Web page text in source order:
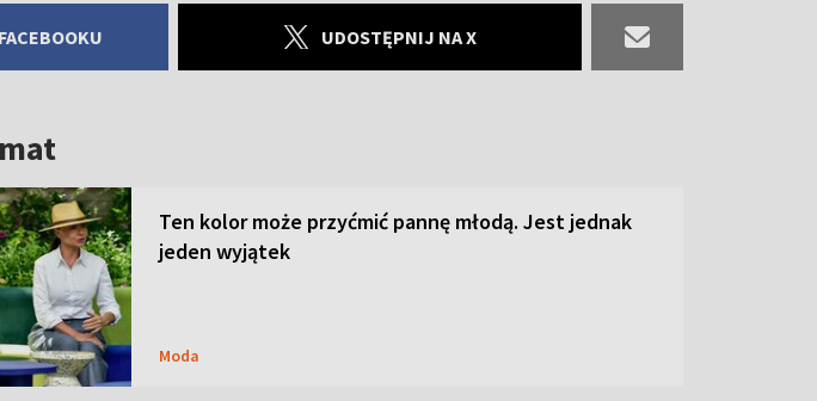
UDOSTĘPNIJ NA X
Ten kolor może przyćmić pannę młodą. Jest jednak
jeden wyjątek
Moda